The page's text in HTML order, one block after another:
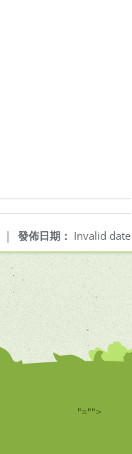
發佈日期： Invalid date
|
"="">